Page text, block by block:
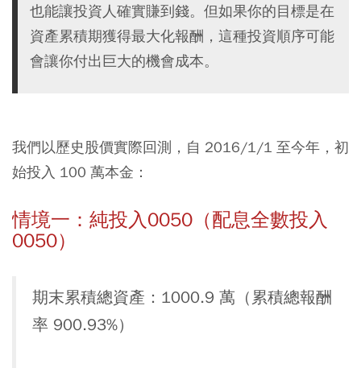
也能讓投資人確實賺到錢。但如果你的目標是在
資產累積期獲得最大化報酬，這種投資順序可能
會讓你付出巨大的機會成本。
我們以歷史股價實際回測，自 2016/1/1 至今年，初
始投入 100 萬本金：
情境一：純投入0050（配息全數投入
0050）
期末累積總資產：1000.9 萬（累積總報酬
率 900.93%）